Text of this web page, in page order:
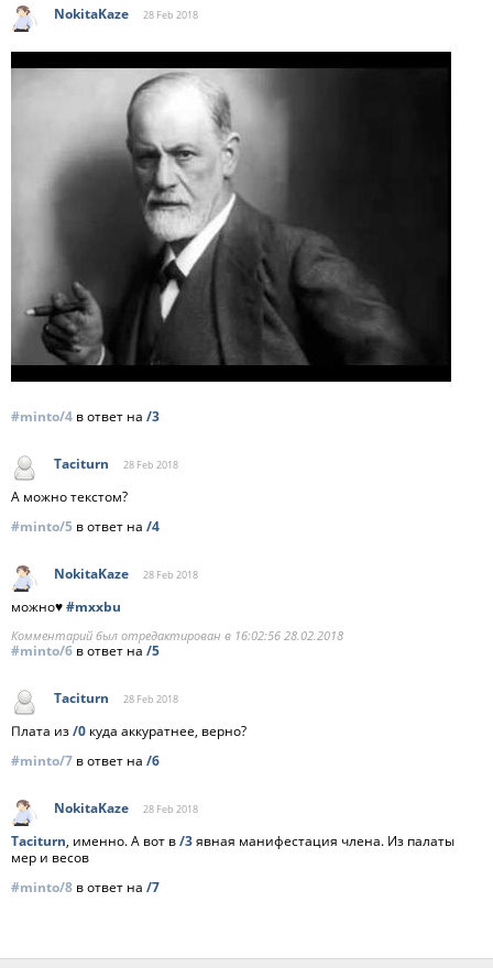
NokitaKaze 28 Feb 2018
#minto/4 в ответ на /3
Taciturn 28 Feb 2018
А можно текстом?
#minto/5 в ответ на /4
NokitaKaze 28 Feb 2018
можно♥#mxxbu
Комментарий был отредактирован в 16:02:56 28.02.2018
#minto/6 в ответ на /5
Taciturn 28 Feb 2018
Плата из/0 куда аккуратнее, верно?
#minto/7 в ответ на /6
NokitaKaze 28 Feb 2018
Taciturn, именно. А вот в/3явная манифестация члена. Из палаты
мер и весов
#minto/8 в ответ на /7